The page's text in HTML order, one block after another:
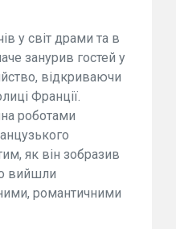
у світ драми та в
занурив гостей у
відкриваючи
Франції.
роботами
як він зобразив
вийшли
романтичними